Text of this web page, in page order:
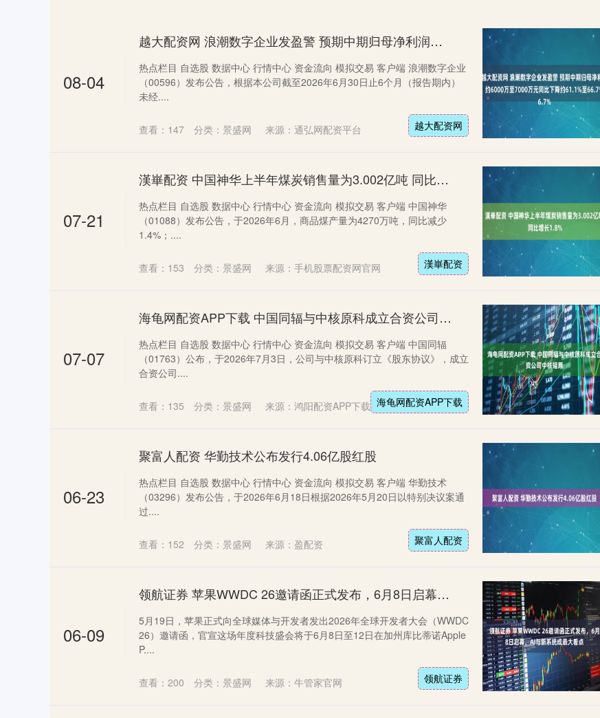
08-04
越大配资网 浪潮数字企业发盈警 预期中期归母净利润约6000万至7000万元同比下降约61.1%至66.7%
热点栏目 自选股 数据中心 行情中心 资金流向 模拟交易 客户端 浪潮数字企业
（00596）发布公告，根据本公司截至2026年6月30日止6个月（报告期内）
未经....
越大配资网
来源：通弘网配资平台
查看： 147 分类： 景盛网
07-21
漢崋配资 中国神华上半年煤炭销售量为3.002亿吨 同比增长1.8%
热点栏目 自选股 数据中心 行情中心 资金流向 模拟交易 客户端 中国神华
（01088）发布公告，于2026年6月，商品煤产量为4270万吨，同比减少
1.4%；....
漢崋配资
来源：手机股票配资网官网
查看： 153 分类： 景盛网
07-07
海龟网配资APP下载 中国同辐与中核原科成立合资公司中核辐原
热点栏目 自选股 数据中心 行情中心 资金流向 模拟交易 客户端 中国同辐
（01763）公布，于2026年7月3日，公司与中核原科订立《股东协议》，成立
合资公司....
海龟网配资APP下载
来源：鸿阳配资APP下载
查看： 135 分类： 景盛网
06-23
聚富人配资 华勤技术公布发行4.06亿股红股
热点栏目 自选股 数据中心 行情中心 资金流向 模拟交易 客户端 华勤技术
（03296）发布公告，于2026年6月18日根据2026年5月20日以特别决议案通
过....
聚富人配资
来源：盈配资
查看： 152 分类： 景盛网
06-09
领航证券 苹果WWDC 26邀请函正式发布，6月8日启幕，AI与新系统成最大看点
5月19日，苹果正式向全球媒体与开发者发出2026年全球开发者大会（WWDC
26）邀请函，官宣这场年度科技盛会将于6月8日至12日在加州库比蒂诺Apple
P....
领航证券
来源：牛管家官网
查看： 200 分类： 景盛网